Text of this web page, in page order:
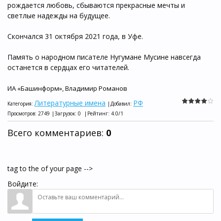
рождается любовь, сбываются прекрасные мечты и
светлые надежды на будущее.
Скончался 31 октября 2021 года, в Уфе.
Память о народном писателе Нугумане Мусине навсегда
останется в сердцах его читателей.
ИА «Башинформ», Владимир Романов
Категория: Литературные имена | Добавил: РФ
Просмотров: 2749 | Загрузок: 0 | Рейтинг: 4.0/1
Всего комментариев: 0
tag to the of your page -->
Войдите: